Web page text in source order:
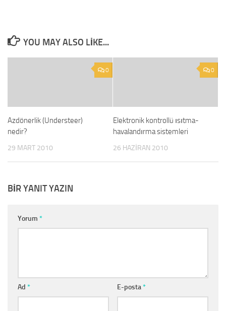
YOU MAY ALSO LIKE...
0
Azdönerlik (Understeer)
nedir?
29 MART 2010
0
Elektronik kontrollü ısıtma-
havalandırma sistemleri
26 HAZIRAN 2010
BIR YANIT YAZIN
Yorum *
Ad * E-posta*